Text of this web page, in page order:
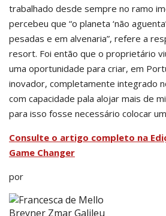
trabalhado desde sempre no ramo
percebeu que “o planeta ‘não
pesadas e em alvenaria”, refere a
resort. Foi então que o proprietário
uma oportunidade para criar, em
inovador, completamente integrado
com capacidade pala alojar mais de
para isso fosse necessário colocar
Consulte o artigo completo na
Game Changer
por